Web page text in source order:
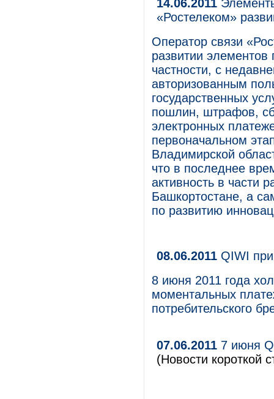
14.06.2011
«Ростелеком»
Оператор связи
развитии элементов
частности, с
авторизованным
государственных
пошлин, штрафов,
электронных
первоначальном
Владимирской
что в последнее
активность в части
Башкортостане, а
по развитию
08.06.2011 QIWI
8 июня 2011 года
моментальных
потребительского
07.06.2011 7 июня
(Новости короткой